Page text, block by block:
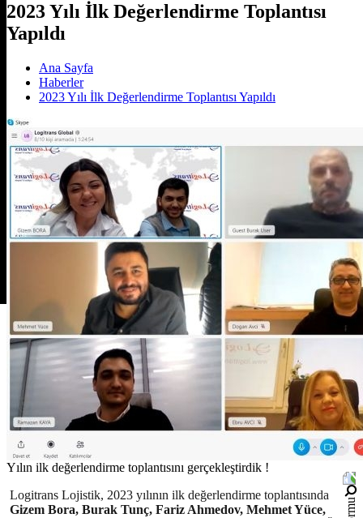
2023 Yılı İlk Değerlendirme Toplantısı
Yapıldı
Ana Sayfa
Haberler
2023 Yılı İlk Değerlendirme Toplantısı Yapıldı
Yılın ilk değerlendirme toplantısını gerçekleştirdik !
Logitrans Lojistik, 2023 yılının ilk değerlendirme toplantısında
Gizem Bora, Burak Tunç, Fariz Ahmedov, Mehmet Yüce,